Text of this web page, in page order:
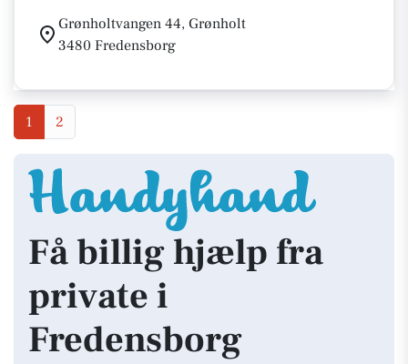
Grønholtvangen 44, Grønholt
3480 Fredensborg
1 2
Få billig hjælp fra
private i
Fredensborg